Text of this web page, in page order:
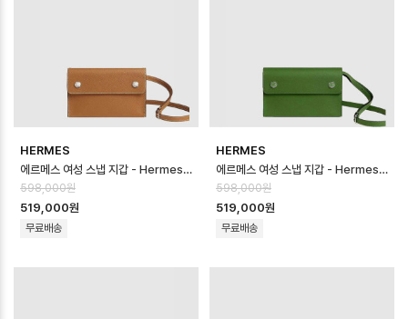
HERMES
에르메스 여성 스냅 지갑 - Hermes Womens Snap Wallet - heb168…
598,000원
519,000원
무료배송
HERMES
에르메스 여성 스냅 지갑 - Hermes Womens Snap Wallet - heb168…
598,000원
519,000원
무료배송